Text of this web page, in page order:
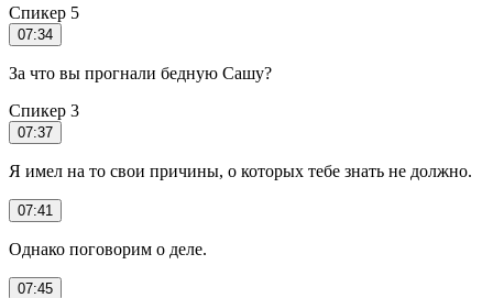
Спикер 5
07:34
За что вы прогнали бедную Сашу?
Спикер 3
07:37
Я имел на то свои причины, о которых тебе знать не должно.
07:41
Однако поговорим о деле.
07:45